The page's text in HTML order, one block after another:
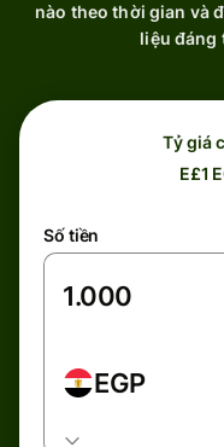
nào theo thời gian và
liệu đáng
Tỷ giá
E£1
Số tiền
EGP